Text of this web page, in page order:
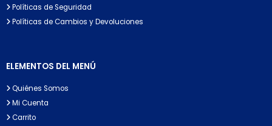
Políticas de Seguridad
Políticas de Cambios y Devoluciones
ELEMENTOS DEL MENÚ
Quiénes Somos
Mi Cuenta
Carrito